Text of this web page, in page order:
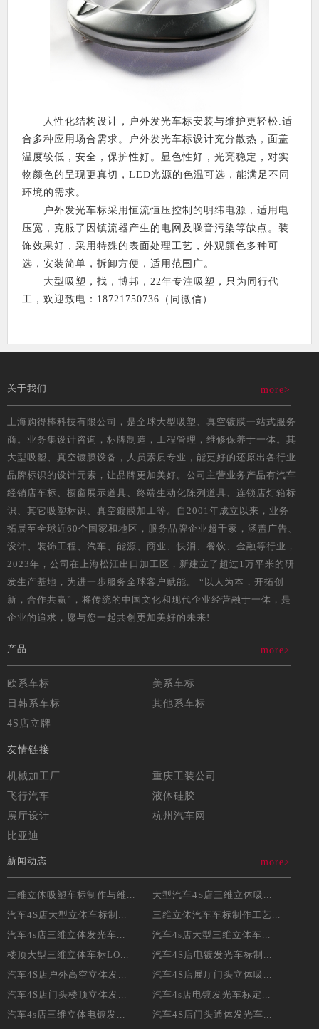
人性化结构设计，户外发光车标安装与维护更轻松.适
合多种应用场合需求。户外发光车标设计充分散热，面盖
温度较低，安全，保护性好。显色性好，光亮稳定，对实
物颜色的呈现更真切，LED光源的色温可选，能满足不同
环境的需求。
户外发光车标采用恒流恒压控制的明纬电源，适用电
压宽，克服了因镇流器产生的电网及噪音污染等缺点。装
饰效果好，采用特殊的表面处理工艺，外观颜色多种可
选，安装简单，拆卸方便，适用范围广。
大型吸塑，找，博邦，22年专注吸塑，只为同行代
工，欢迎致电：18721750736（同微信）
关于我们 more>
上海购得棒科技有限公司，是全球大型吸塑、真空镀膜一站式服务
商。业务集设计咨询，标牌制造，工程管理，维修保养于一体。其
大型吸塑、真空镀膜设备，人员素质专业，能更好的还原出各行业
品牌标识的设计元素，让品牌更加美好。公司主营业务产品有汽车
经销店车标、橱窗展示道具、终端生动化陈列道具、连锁店灯箱标
识、其它吸塑标识、真空鍍膜加工等。自2001年成立以来，业务
拓展至全球近60个国家和地区，服务品牌企业超千家，涵盖广告、
设计、装饰工程、汽车、能源、商业、快消、餐饮、金融等行业，
2023年，公司在上海松江出口加工区，新建立了超过1万平米的研
发生产基地，为进一步服务全球客户赋能。 “以人为本，开拓创
新，合作共赢”，将传统的中国文化和现代企业经营融于一体，是
企业的追求，愿与您一起共创更加美好的未来!
产品 more>
欧系车标
美系车标
日韩系车标
其他系车标
4S店立牌
友情链接
机械加工厂
重庆工装公司
飞行汽车
液体硅胶
展厅设计
杭州汽车网
比亚迪
新闻动态 more>
三维立体吸塑车标制作与维...
大型汽车4S店三维立体吸...
汽车4S店大型立体车标制...
三维立体汽车车标制作工艺...
汽车4s店三维立体发光车...
汽车4s店大型三维立体车...
楼顶大型三维立体车标LO...
汽车4S店电镀发光车标制...
汽车4S店户外高空立体发...
汽车4S店展厅门头立体吸...
汽车4S店门头楼顶立体发...
汽车4s店电镀发光车标定...
汽车4s店三维立体电镀发...
汽车4S店门头通体发光车...